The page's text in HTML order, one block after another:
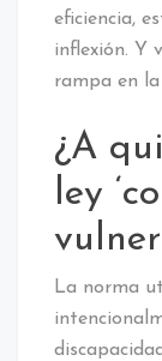
eficiencia,
inflexión. Y
rampa en la
¿A
ley
La norma